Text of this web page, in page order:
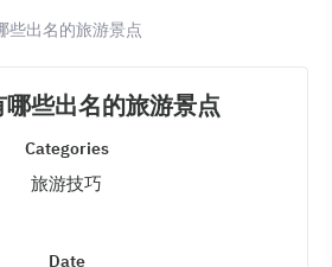
些出名的旅游景点
些出名的旅游景点
Categories
旅游技巧
Date